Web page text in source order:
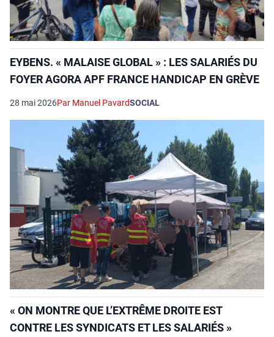
EYBENS. « MALAISE GLOBAL » : LES SALARIÉS DU
FOYER AGORA APF FRANCE HANDICAP EN GRÈVE
28 mai 2026Par Manuel PavardSOCIAL
« ON MONTRE QUE L’EXTRÊME DROITE EST
CONTRE LES SYNDICATS ET LES SALARIÉS »